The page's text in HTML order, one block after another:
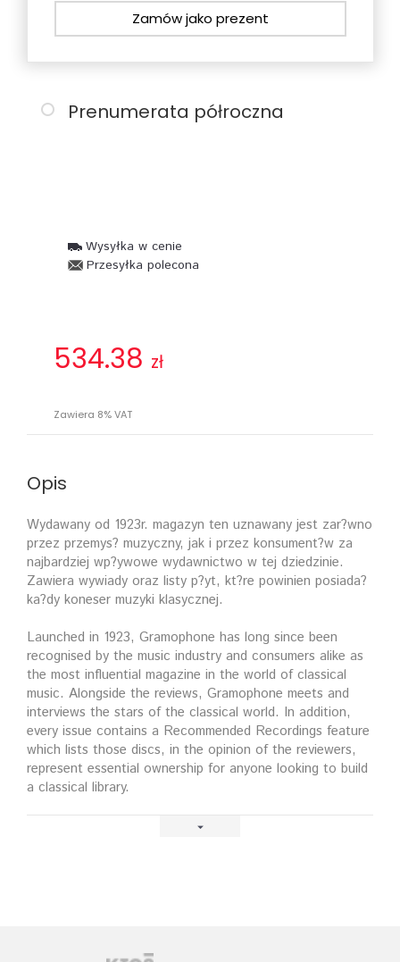
Zamów jako prezent
Prenumerata półroczna
Wysyłka w cenie
Przesyłka polecona
534.38 zł
Zawiera 8% VAT
Opis
Wydawany od 1923r. magazyn ten uznawany jest zar?wno
przez przemys? muzyczny, jak i przez konsument?w za
najbardziej wp?ywowe wydawnictwo w tej dziedzinie.
Zawiera wywiady oraz listy p?yt, kt?re powinien posiada?
ka?dy koneser muzyki klasycznej.
Launched in 1923, Gramophone has long since been
recognised by the music industry and consumers alike as
the most influential magazine in the world of classical
music. Alongside the reviews, Gramophone meets and
interviews the stars of the classical world. In addition,
every issue contains a Recommended Recordings feature
which lists those discs, in the opinion of the reviewers,
represent essential ownership for anyone looking to build
a classical library.